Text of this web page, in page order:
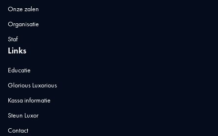
Onze zalen
Organisatie
Staf
Links
Educatie
Glorious Luxorious
Kassa informatie
Steun Luxor
Contact